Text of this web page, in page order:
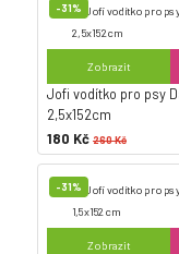
-31%
Zobrazit
Jofi vodítko pro psy
2,5x152cm
180 Kč 260 Kč
-31%
Zobrazit